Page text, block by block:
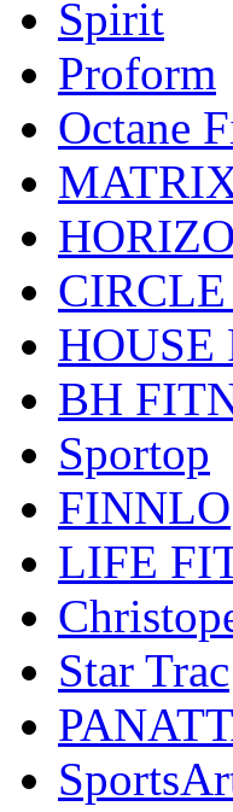
Spirit
Proform
Octane
HOUSE
BH
Sportop
FINNLO
LIFE
Star Trac